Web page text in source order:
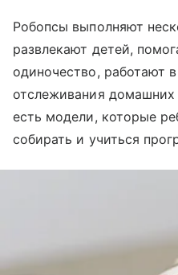
Робопсы выполняют
развлекают детей,
одиночество, работают
отслеживания
есть модели, которые
собирать и учиться